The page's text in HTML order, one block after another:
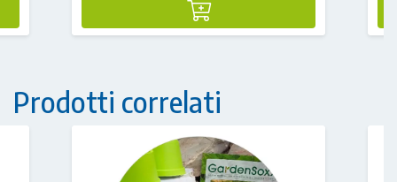
Prodotti correlati